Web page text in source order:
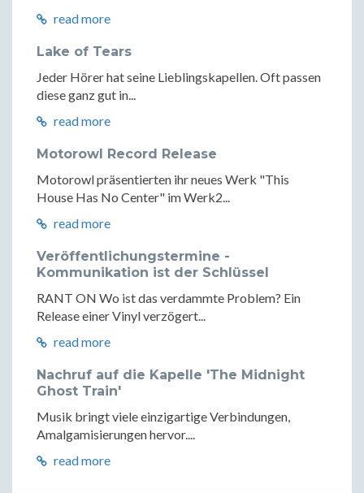
read more
Lake of Tears
Jeder Hörer hat seine Lieblingskapellen. Oft passen
diese ganz gut in...
read more
Motorowl Record Release
Motorowl präsentierten ihr neues Werk "This
House Has No Center" im Werk2...
read more
Veröffentlichungstermine -
Kommunikation ist der Schlüssel
RANT ON Wo ist das verdammte Problem? Ein
Release einer Vinyl verzögert...
read more
Nachruf auf die Kapelle 'The Midnight
Ghost Train'
Musik bringt viele einzigartige Verbindungen,
Amalgamisierungen hervor....
read more